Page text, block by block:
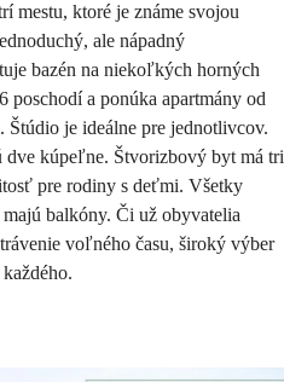
mestu, ktoré je známe svojou
ale nápadný
bazén na niekoľkých horných
a ponúka apartmány od
Štúdio je ideálne pre jednotlivcov.
kúpeľne. Štvorizbový byt má tri
pre rodiny s deťmi. Všetky
balkóny. Či už obyvatelia
voľného času, široký výber